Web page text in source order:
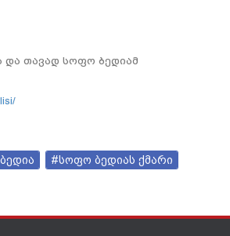
და თავად სოფო ბედიამ
#სოფო ბედიას ქმარი